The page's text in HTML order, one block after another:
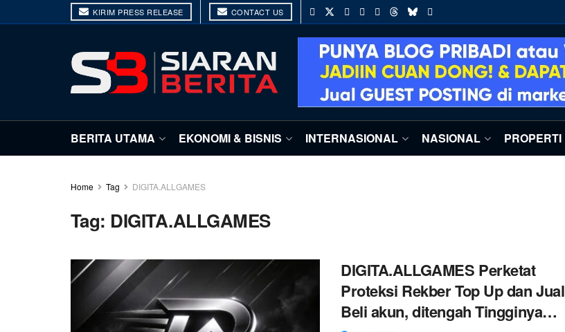
KIRIM PRESS RELEASE CONTACT US
BERITA UTAMA EKONOMI & BISNIS INTERNASIONAL NASIONAL PROPERTI
Home Tag DIGITA.ALLGAMES
Tag: DIGITA.ALLGAMES
DIGITA.ALLGAMES Perketat
Proteksi Rekber Top Up dan Jual
Beli akun, ditengah Tingginya